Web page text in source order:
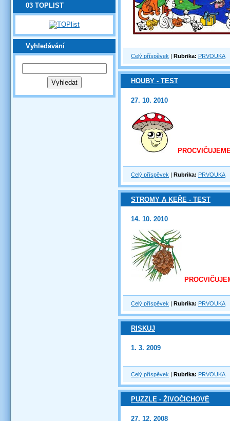
Celý příspěvek | Rubrika: PRVOUKA
HOUBY - TEST
27. 10. 2010
Celý příspěvek | Rubrika: PRVOUKA
STROMY A KEŘE - TEST
14. 10. 2010
Celý příspěvek | Rubrika: PRVOUKA
RISKUJ
1. 3. 2009
Celý příspěvek | Rubrika: PRVOUKA
PUZZLE - ŽIVOČICHOVÉ
27. 12. 2008
03 TOPLIST
Vyhledávání